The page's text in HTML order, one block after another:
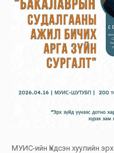
МУИС-ийн Үндсэн хуулийн